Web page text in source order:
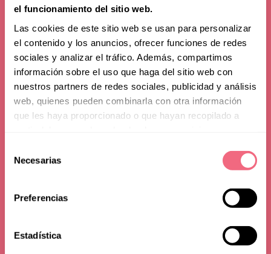
el funcionamiento del sitio web.
Las cookies de este sitio web se usan para personalizar
el contenido y los anuncios, ofrecer funciones de redes
sociales y analizar el tráfico. Además, compartimos
información sobre el uso que haga del sitio web con
nuestros partners de redes sociales, publicidad y análisis
web, quienes pueden combinarla con otra información
que les haya proporcionado o que hayan recopilado a
Necesarias
Preferencias
Estadística